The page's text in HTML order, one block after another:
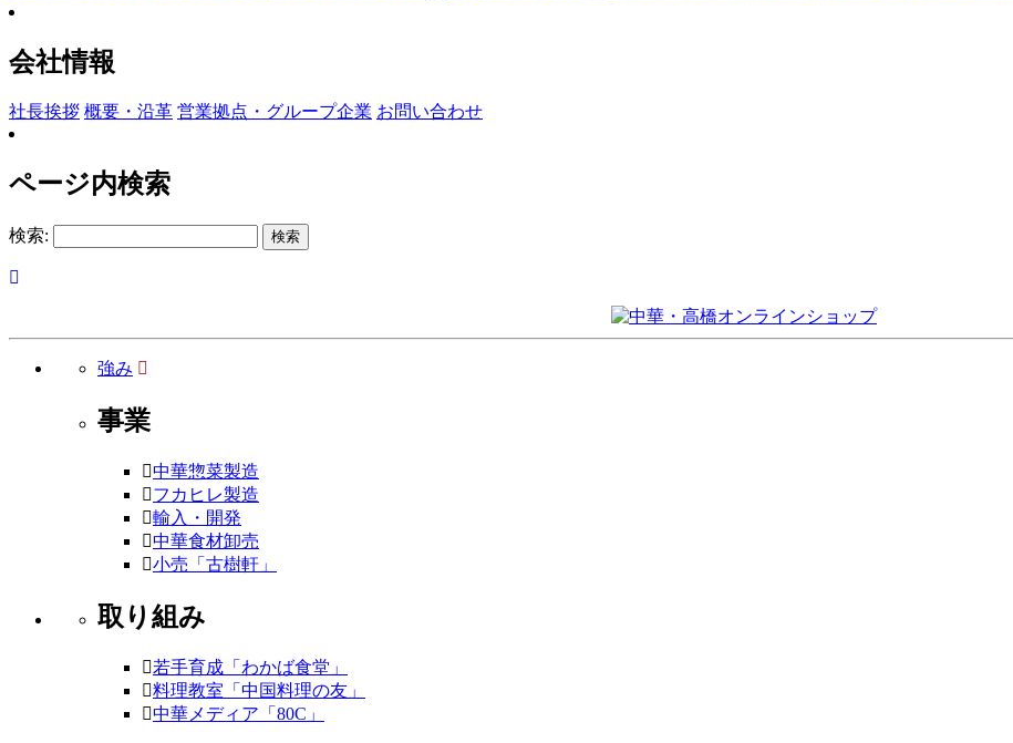
会社情報
社長挨拶 概要・沿革 営業拠点・グループ企業 お問い合わせ
ページ内検索
検索:
強み
事業
中華惣菜製造
フカヒレ製造
輸入・開発
中華食材卸売
小売「古樹軒」
取り組み
若手育成「わかば食堂」
料理教室「中国料理の友」
中華メディア「80C」